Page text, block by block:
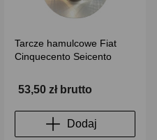
Tarcze hamulcowe Fiat
Cinquecento Seicento
53,50 zł brutto
Dodaj